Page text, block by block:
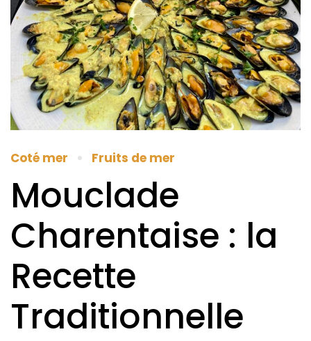
Coté mer Fruits de mer
Mouclade
Charentaise : la
Recette
Traditionnelle